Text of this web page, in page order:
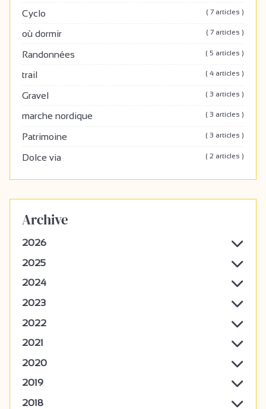
Cyclo ( 7 articles )
où dormir ( 7 articles )
Randonnées ( 5 articles )
trail ( 4 articles )
Gravel ( 3 articles )
marche nordique ( 3 articles )
Patrimoine ( 3 articles )
Dolce via ( 2 articles )
Archive
2026
2025
2024
2023
2022
2021
2020
2019
2018